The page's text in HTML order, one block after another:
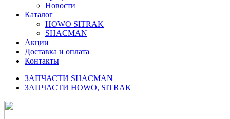
Новости
Каталог
HOWO SITRAK
SHACMAN
Акции
Доставка и оплата
Контакты
ЗАПЧАСТИ SHACMAN
ЗАПЧАСТИ HOWO, SITRAK